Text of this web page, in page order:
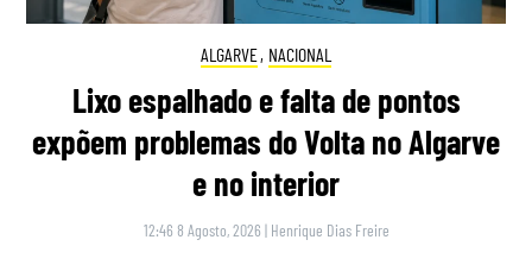
ALGARVE, NACIONAL
Lixo espalhado e falta de pontos
expõem problemas do Volta no Algarve
e no interior
12:46 8 Agosto, 2026 | Henrique Dias Freire